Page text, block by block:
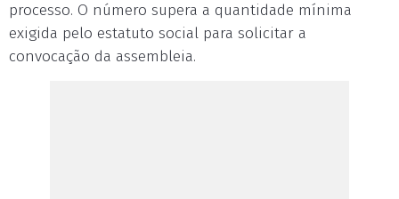
processo. O número supera a quantidade mínima
exigida pelo estatuto social para solicitar a
convocação da assembleia.